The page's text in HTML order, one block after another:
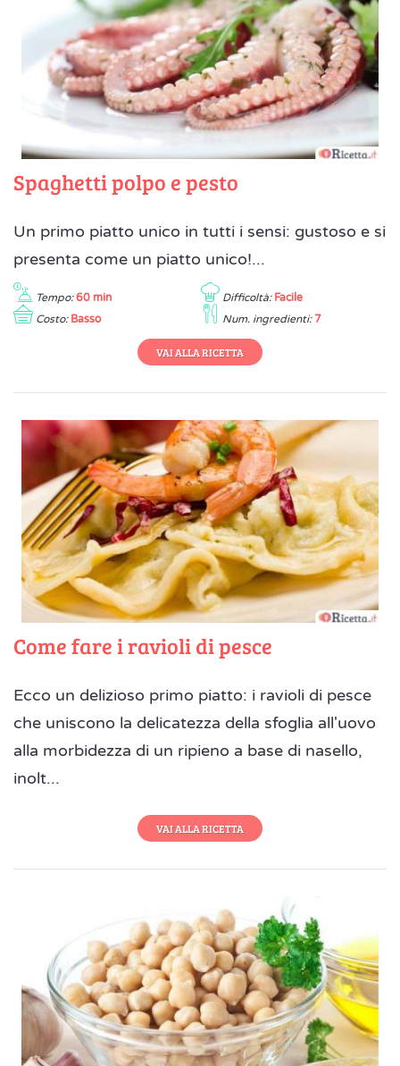
Spaghetti polpo e pesto
Un primo piatto unico in tutti i sensi: gustoso e si
presenta come un piatto unico!...
Tempo: 60 min Difficoltà: Facile
Costo: Basso Num. ingredienti: 7
VAI ALLA RICETTA
Come fare i ravioli di pesce
Ecco un delizioso primo piatto: i ravioli di pesce
che uniscono la delicatezza della sfoglia all'uovo
alla morbidezza di un ripieno a base di nasello,
inolt...
VAI ALLA RICETTA